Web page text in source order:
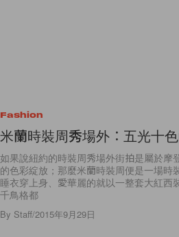
Fashion
米蘭時裝周秀場外︰五光十
如果說紐約的時裝周秀場外街拍是屬於摩
的色彩綻放；那麼米蘭時裝周便是一場時
睡衣穿上身、愛華麗的就以一整套大紅西
千鳥格都
By Staff/2015年9月29日